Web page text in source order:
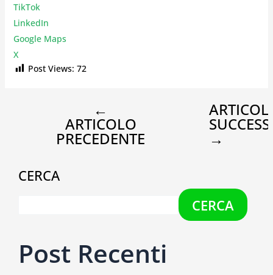
TikTok
LinkedIn
Google Maps
X
Post Views: 72
←
ARTICOLO
PRECEDENTE →
CERCA
CERCA
Post Recenti